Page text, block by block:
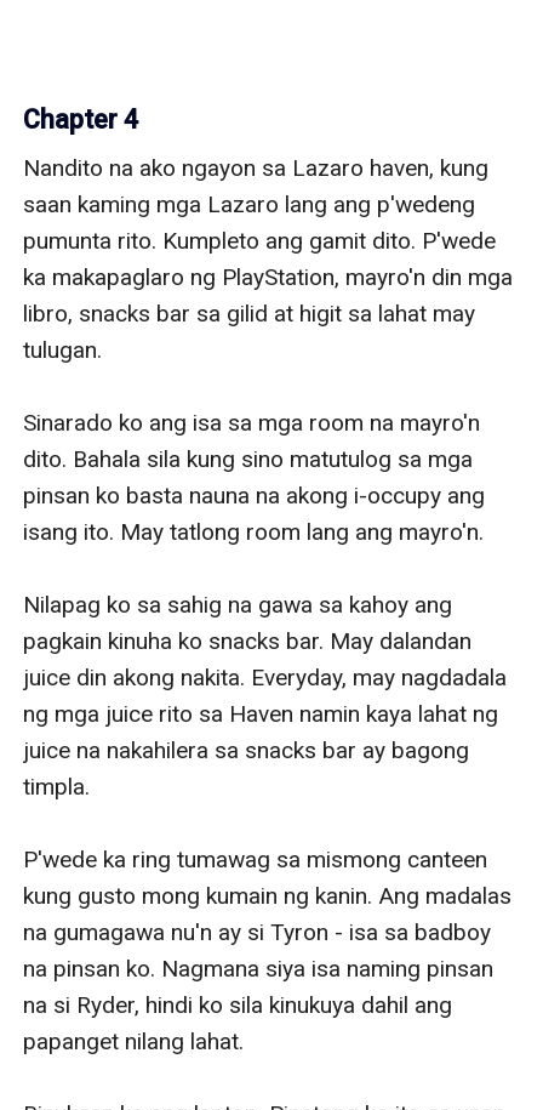
Chapter 4
Nandito na ako ngayon sa Lazaro haven, kung
saan kaming mga Lazaro lang ang p'wedeng
pumunta rito. Kumpleto ang gamit dito. P'wede
ka makapaglaro ng PlayStation, mayro'n din mga
libro, snacks bar sa gilid at higit sa lahat may
tulugan.
Sinarado ko ang isa sa mga room na mayro'n
dito. Bahala sila kung sino matutulog sa mga
pinsan ko basta nauna na akong i-occupy ang
isang ito. May tatlong room lang ang mayro'n.
Nilapag ko sa sahig na gawa sa kahoy ang
pagkain kinuha ko snacks bar. May dalandan
juice din akong nakita. Everyday, may nagdadala
ng mga juice rito sa Haven namin kaya lahat ng
juice na nakahilera sa snacks bar ay bagong
timpla.
P'wede ka ring tumawag sa mismong canteen
kung gusto mong kumain ng kanin. Ang madalas
na gumagawa nu'n ay si Tyron - isa sa badboy
na pinsan ko. Nagmana siya isa naming pinsan
na si Ryder, hindi ko sila kinukuya dahil ang
papanget nilang lahat.